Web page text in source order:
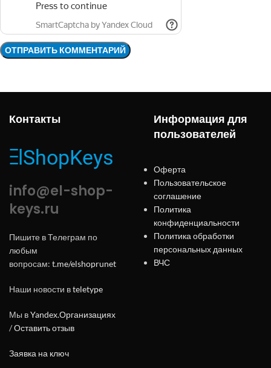
Контакты
info@el-shop-
keys.ru
Пишите в Телеграм по
любым
вопросам: t.me/elshoprunet
Наши новости вteletype
Мы вYandex.Организациях
/Оставить отзыв
Заявка на ключ
Информация для
пользователей
Оферта
Пользовательское
соглашение
Политика
конфиденциальности
Политика обработки
персональных данных
ВЧС